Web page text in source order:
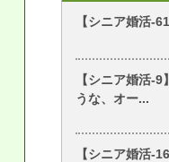
【シニア婚活-
【シニア婚活-
うな、オー...
【シニア婚活-